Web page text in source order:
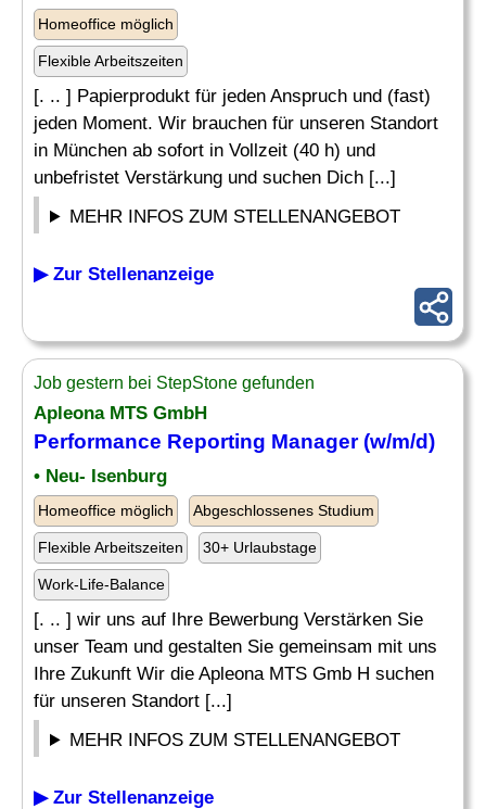
Homeoffice möglich
Flexible Arbeitszeiten
[. .. ] Papierprodukt für jeden Anspruch und (fast)
jeden Moment. Wir brauchen für unseren Standort
in München ab sofort in Vollzeit (40 h) und
unbefristet Verstärkung und suchen Dich [...]
MEHR INFOS ZUM STELLENANGEBOT
▶ Zur Stellenanzeige
Job gestern bei StepStone gefunden
Apleona MTS GmbH
Performance Reporting Manager (w/m/d)
• Neu- Isenburg
Homeoffice möglich Abgeschlossenes Studium
Flexible Arbeitszeiten 30+ Urlaubstage
Work-Life-Balance
[. .. ] wir uns auf Ihre Bewerbung Verstärken Sie
unser Team und gestalten Sie gemeinsam mit uns
Ihre Zukunft Wir die Apleona MTS Gmb H suchen
für unseren Standort [...]
MEHR INFOS ZUM STELLENANGEBOT
▶ Zur Stellenanzeige